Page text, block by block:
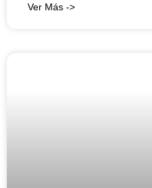
Ver Más ->